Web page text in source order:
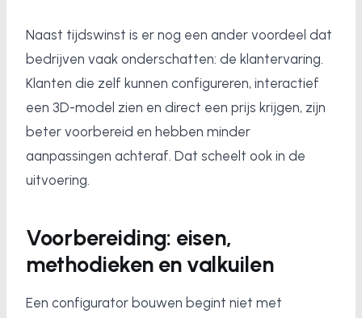
Naast tijdswinst is er nog een ander voordeel dat
bedrijven vaak onderschatten: de klantervaring.
Klanten die zelf kunnen configureren, interactief
een 3D-model zien en direct een prijs krijgen, zijn
beter voorbereid en hebben minder
aanpassingen achteraf. Dat scheelt ook in de
uitvoering.
Voorbereiding: eisen,
methodieken en valkuilen
Een configurator bouwen begint niet met